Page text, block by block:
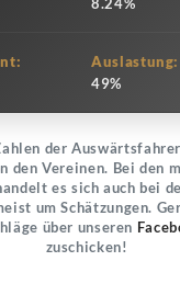
Auslastung:
49%
der
den Vereinen. Bei den
es sich auch bei
um Schätzungen.
über unseren
zuschicken!